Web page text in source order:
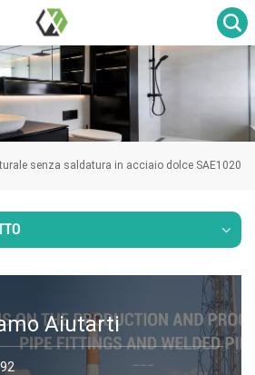
senza saldatura in acciaio dolce SAE1020
Aiutarti